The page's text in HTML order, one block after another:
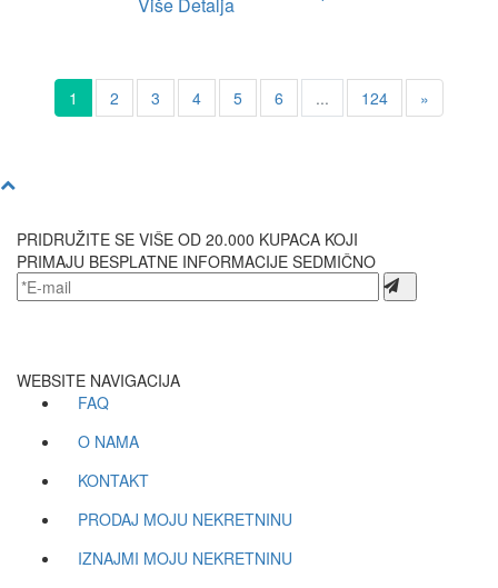
1 2 3 4 5 6 ... 124 »
PRIDRUŽITE SE VIŠE OD 20.000 KUPACA KOJI
PRIMAJU BESPLATNE INFORMACIJE SEDMIČNO
WEBSITE NAVIGACIJA
FAQ
O NAMA
KONTAKT
PRODAJ MOJU NEKRETNINU
IZNAJMI MOJU NEKRETNINU